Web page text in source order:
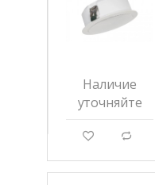
Наличие
уточняйте
g d